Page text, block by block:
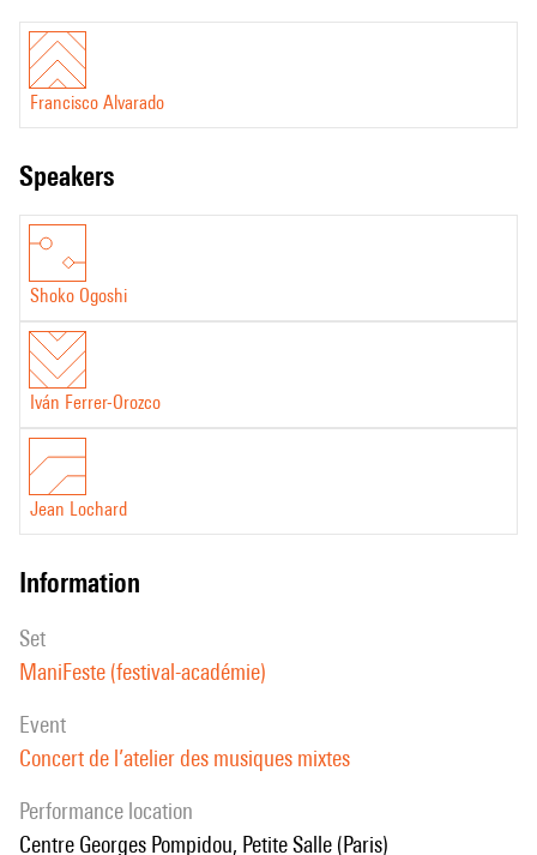
Humberto Maturana – L’arbre de la connaissance
Francisco Alvarado
speakers
Shoko Ogoshi
Iván Ferrer-Orozco
Jean Lochard
information
set
ManiFeste (festival-académie)
event
Concert de l’atelier des musiques mixtes
performance location
Centre Georges Pompidou, Petite Salle (Paris)